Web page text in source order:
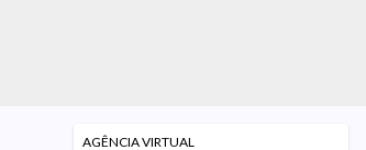
AGÊNCIA VIRTUAL